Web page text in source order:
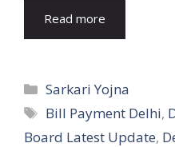
Read more
Categories
Sarkari Yojna
Tags
Bill Payment Delhi,
Board Latest Update,